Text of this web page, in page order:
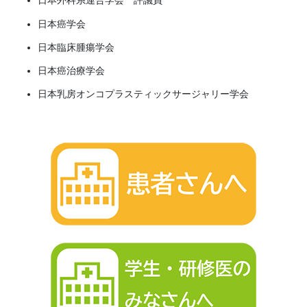
日本癌学会
日本臨床腫瘍学会
日本癌治療学会
日本乳房オンコプラスティックサージャリー学会